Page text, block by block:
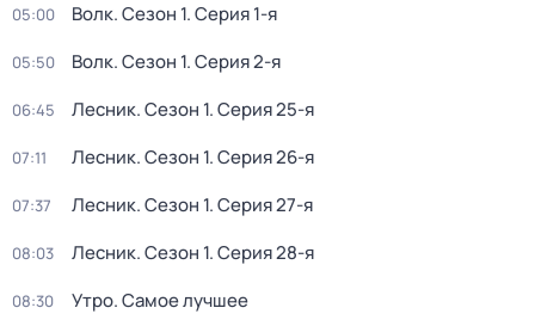
05:00 Волк. Сезон 1. Серия 1-я
05:50 Волк. Сезон 1. Серия 2-я
06:45 Лесник. Сезон 1. Серия 25-я
07:11 Лесник. Сезон 1. Серия 26-я
07:37 Лесник. Сезон 1. Серия 27-я
08:03 Лесник. Сезон 1. Серия 28-я
08:30 Утро. Самое лучшее